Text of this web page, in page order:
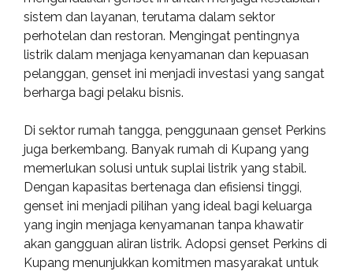
sistem dan layanan, terutama dalam sektor
perhotelan dan restoran. Mengingat pentingnya
listrik dalam menjaga kenyamanan dan kepuasan
pelanggan, genset ini menjadi investasi yang sangat
berharga bagi pelaku bisnis.
Di sektor rumah tangga, penggunaan genset Perkins
juga berkembang. Banyak rumah di Kupang yang
memerlukan solusi untuk suplai listrik yang stabil.
Dengan kapasitas bertenaga dan efisiensi tinggi,
genset ini menjadi pilihan yang ideal bagi keluarga
yang ingin menjaga kenyamanan tanpa khawatir
akan gangguan aliran listrik. Adopsi genset Perkins di
Kupang menunjukkan komitmen masyarakat untuk